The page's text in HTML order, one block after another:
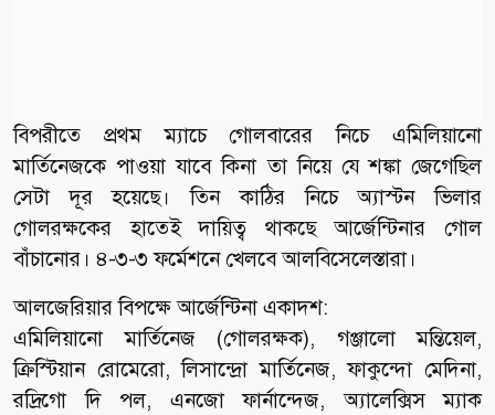
বিপরীতে প্রথম ম্যাচে গোলবারের নিচে এমিলিয়ানো
মার্তিনেজকে পাওয়া যাবে কিনা তা নিয়ে যে শঙ্কা জেগেছিল
সেটা দূর হয়েছে। তিন কাঠির নিচে অ্যাস্টন ভিলার
গোলরক্ষকের হাতেই দায়িত্ব থাকছে আর্জেন্টিনার গোল
বাঁচানোর। ৪-৩-৩ ফর্মেশনে খেলবে আলবিসেলেস্তারা।
আলজেরিয়ার বিপক্ষে আর্জেন্টিনা একাদশ:
এমিলিয়ানো মার্তিনেজ (গোলরক্ষক), গঞ্জালো মন্তিয়েল,
ক্রিস্টিয়ান রোমেরো, লিসান্দ্রো মার্তিনেজ, ফাকুন্দো মেদিনা,
রদ্রিগো দি পল, এনজো ফার্নান্দেজ, অ্যালেক্সিস ম্যাক